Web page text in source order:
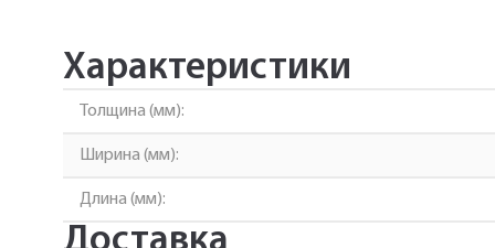
Характеристики
Толщина (мм):
Ширина (мм):
Длина (мм):